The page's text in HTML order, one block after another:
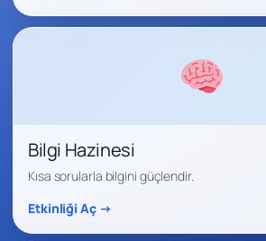
Bilgi Hazinesi
Kısa sorularla bilgini güçlendir.
Etkinliği Aç →